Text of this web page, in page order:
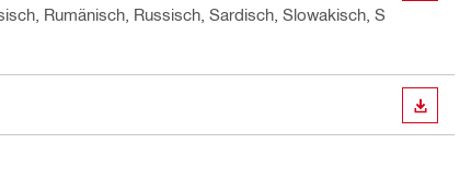
Rumänisch, Russisch, Sardisch, Slowakisch, S